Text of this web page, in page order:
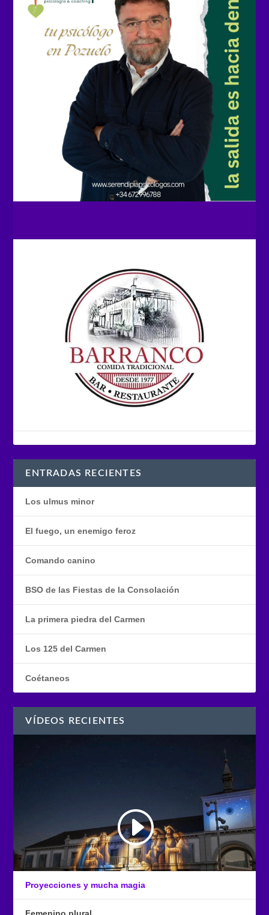
ENTRADAS RECIENTES
Los ulmus minor
El fuego, un enemigo feroz
Comando canino
BSO de las Fiestas de la Consolación
La primera piedra del Carmen
Los 125 del Carmen
Coétaneos
VÍDEOS RECIENTES
Proyecciones y mucha magia